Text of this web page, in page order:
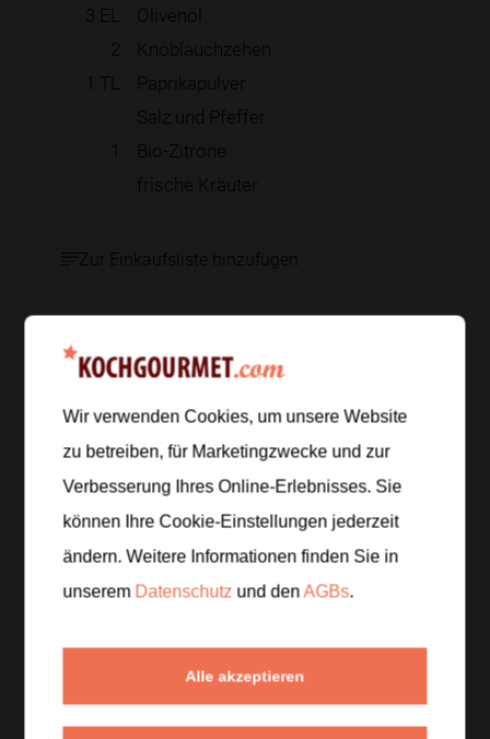
3 EL
Olivenöl
2
Knoblauchzehen
1 TL
Paprikapulver
Salz und Pfeffer
1
Bio-Zitrone
frische Kräuter
Zur Einkaufsliste hinzufügen
Zubereitung
Schritt 1/5
Schneide den Halloumi in fingerdicke Scheiben oder
Würfel und tupfe sie trocken. Schäle die
Knoblauchzehen und hacke sie fein.
den Halloumi mit dem Knoblauch goldbraun an.
Würze mit 1 Teelöffel Paprikapulver, Salz und
Pfeffer.
Wir verwenden Cookies, um unsere Website
zu betreiben, für Marketingzwecke und zur
Verbesserung Ihres Online-Erlebnisses. Sie
können Ihre Cookie-Einstellungen jederzeit
ändern. Weitere Informationen finden Sie in
unserem Datenschutz und denAGBs.
Alle akzeptieren